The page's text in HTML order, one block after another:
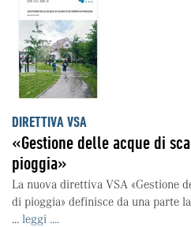
DIRETTIVA VSA
«Gestione delle acque di
pioggia»
La nuova direttiva VSA «Gestione
di pioggia» definisce da una parte
... leggi ....